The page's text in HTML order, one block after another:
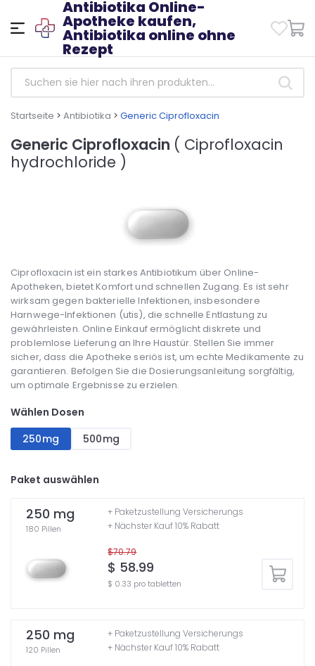
Antibiotika Online-
Apotheke kaufen,
Antibiotika online ohne
Rezept
Startseite > Antibiotika > Generic Ciprofloxacin
Generic Ciprofloxacin ( Ciprofloxacin
hydrochloride )
Ciprofloxacin ist ein starkes Antibiotikum über Online-
Apotheken, bietet Komfort und schnellen Zugang. Es ist sehr
wirksam gegen bakterielle Infektionen, insbesondere
Harnwege-Infektionen (utis), die schnelle Entlastung zu
gewährleisten. Online Einkauf ermöglicht diskrete und
problemlose Lieferung an Ihre Haustür. Stellen Sie immer
sicher, dass die Apotheke seriös ist, um echte Medikamente zu
garantieren. Befolgen Sie die Dosierungsanleitung sorgfältig,
um optimale Ergebnisse zu erzielen.
Wählen Dosen
250mg
500mg
Paket auswählen
250 mg
180 Pillen
$70.79
$ 58.99
$ 0.33 pro tabletten
+ Paketzustellung Versicherungs
+ Nächster Kauf 10% Rabatt
250 mg
120 Pillen
+ Paketzustellung Versicherungs
+ Nächster Kauf 10% Rabatt